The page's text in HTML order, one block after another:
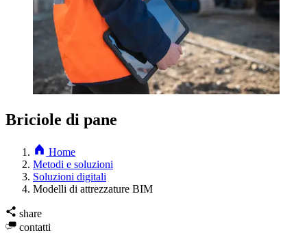
Briciole di pane
Home
Metodi e soluzioni
Soluzioni digitali
Modelli di attrezzature BIM
share
contatti